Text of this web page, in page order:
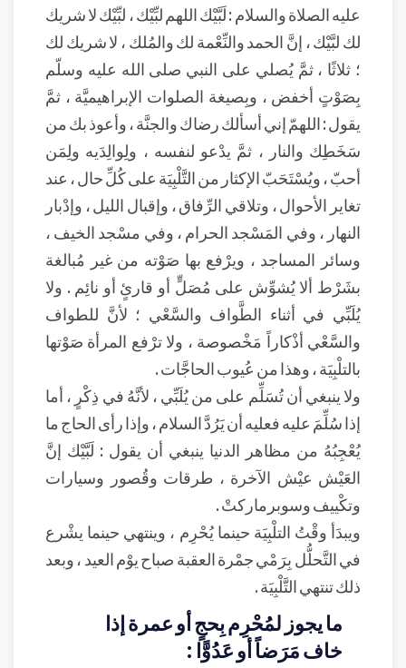
عليه الصلاة والسلام : لَبَّيْك اللهم لبِّيْك ، لبِّيْك لا شريك
لك لبَّيْك ، إنَّ الحمد والنِّعْمة لك والمُلك ، لا شريك لك
؛ ثلاثًا ، ثمَّ يُصلي على النبي صلى الله عليه وسلّم
بِصَوْتٍ أخفض ، وبِصيغة الصلوات الإبراهيميَّة ، ثمَّ
يقول : اللهمّ إني أسألك رضاك والجنَّة ، وأعوذ بك من
سَخَطِك والنار ، ثمَّ يدْعو لنفسه ، ولِوالِدَيه ولِمَن
أحبّ ، ويُسْتَحَبّ الإكثار من التَّلْبِيَة على كُلِّ حال ، عند
تغاير الأحوال ، وتلاقي الرِّفاق ، وإقبال الليل ، وإدْبار
النهار ، وفي المَسْجد الحرام ، وفي مسْجد الخيف ،
وسائر المساجد ، ويرْفع بها صَوْته من غير مُبالغة
بشَرْط ألا يُشوِّش على مُصَلٍّ أو قارئٍ أو نائِم . ولا
يُلَبِّي في أثناء الطَّواف والسَّعْي ؛ لأنَّ للطواف
والسَّعْي أذْكاراً مَخْصوصة ، ولا ترْفع المرأة صَوْتها
بالتلْبِيَة ، وهذا من عُيوب الحاجَّات .
ولا ينبغي أن تُسَلِّم على من يُلَبِّي ، لأنَّهُ في ذِكْرٍ ، أما
إذا سُلِّمَ عليه فعليه أن يَرُدَّ السلام ، وإذا رأى الحاج ما
يُعْجِبُهُ من مظاهر الدنيا ينبغي أن يقول : لَبَّيْك إنَّ
العَيْش عيْش الآخرة ، طرقات وقُصور وسيارات
وتكْييف وسوبرماركتْ .
ويبدَأ وقْتُ التلْبِيَة حينما يُحْرِم ، وينتهي حينما يشْرع
في التَّحلُّل بِرَمْي جمْرة العقبة صباح يوْم العيد ، وبعد
ذلك تنتهي التَّلْبِيَة .
ما يجوز لمُحْرِم بِحجٍ أو عمرة إذا
خاف مَرَضاً أو عَدُوًّا :